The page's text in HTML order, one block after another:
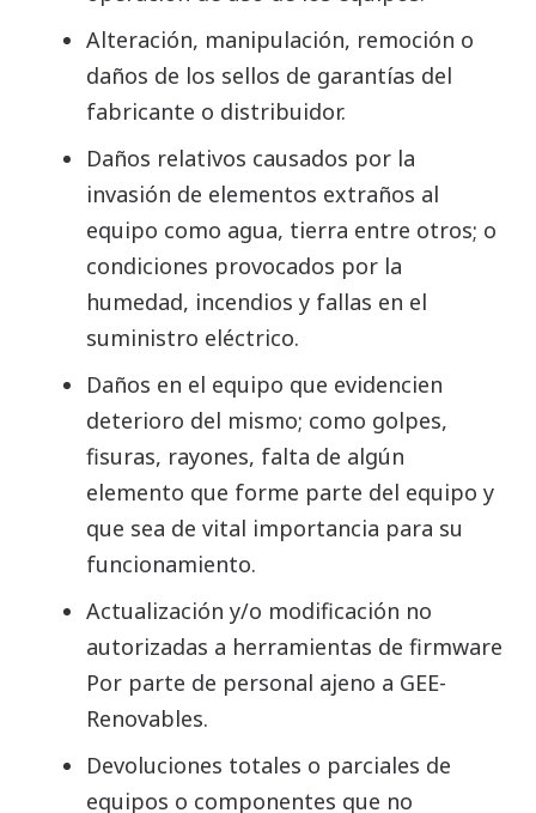
Alteración, manipulación, remoción o
daños de los sellos de garantías del
fabricante o distribuidor.
Daños relativos causados por la
invasión de elementos extraños al
equipo como agua, tierra entre otros; o
condiciones provocados por la
humedad, incendios y fallas en el
suministro eléctrico.
Daños en el equipo que evidencien
deterioro del mismo; como golpes,
fisuras, rayones, falta de algún
elemento que forme parte del equipo y
que sea de vital importancia para su
funcionamiento.
Actualización y/o modificación no
autorizadas a herramientas de firmware
Por parte de personal ajeno a GEE-
Renovables.
Devoluciones totales o parciales de
equipos o componentes que no